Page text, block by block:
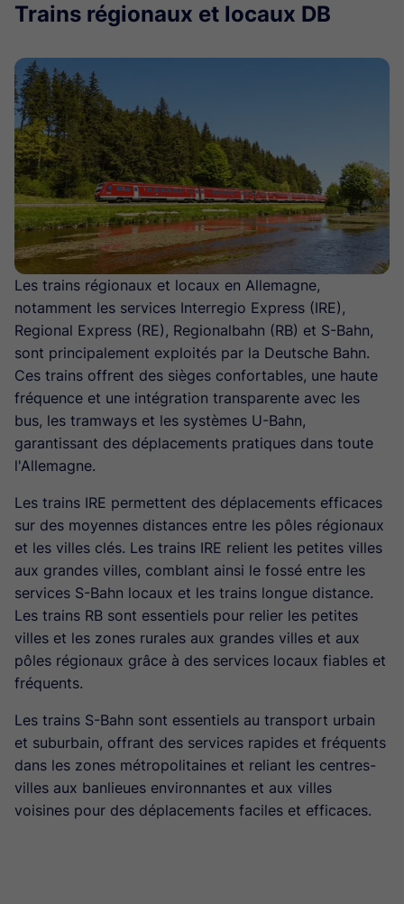
Trains régionaux et locaux DB
Les trains régionaux et locaux en Allemagne,
notamment les services Interregio Express (IRE),
Regional Express (RE), Regionalbahn (RB) et S-Bahn,
sont principalement exploités par la Deutsche Bahn.
Ces trains offrent des sièges confortables, une haute
fréquence et une intégration transparente avec les
bus, les tramways et les systèmes U-Bahn,
garantissant des déplacements pratiques dans toute
l'Allemagne.
Les trains IRE permettent des déplacements efficaces
sur des moyennes distances entre les pôles régionaux
et les villes clés. Les trains IRE relient les petites villes
aux grandes villes, comblant ainsi le fossé entre les
services S-Bahn locaux et les trains longue distance.
Les trains RB sont essentiels pour relier les petites
villes et les zones rurales aux grandes villes et aux
pôles régionaux grâce à des services locaux fiables et
fréquents.
Les trains S-Bahn sont essentiels au transport urbain
et suburbain, offrant des services rapides et fréquents
dans les zones métropolitaines et reliant les centres-
villes aux banlieues environnantes et aux villes
voisines pour des déplacements faciles et efficaces.